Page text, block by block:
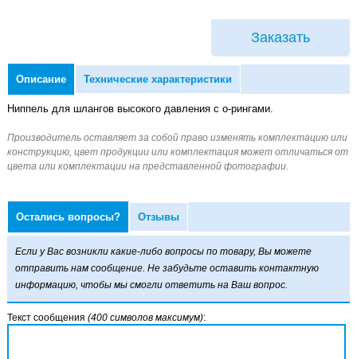
Заказать
Описание Технические характеристики
Ниппель для шлангов высокого давления с о-рингами.
Остались вопросы? Отзывы
Если у Вас возникли какие-либо вопросы по товару, Вы можете
отправить нам сообщение. Не забудьте оставить контактную
информацию, чтобы мы смогли ответить на Ваш вопрос.
Текст сообщения (400 символов максимум):